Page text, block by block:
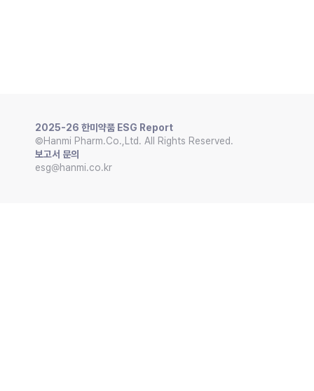
2025-26 한미약품 ESG Report
©Hanmi Pharm.Co.,Ltd. All Rights Reserved.
보고서 문의
esg@hanmi.co.kr